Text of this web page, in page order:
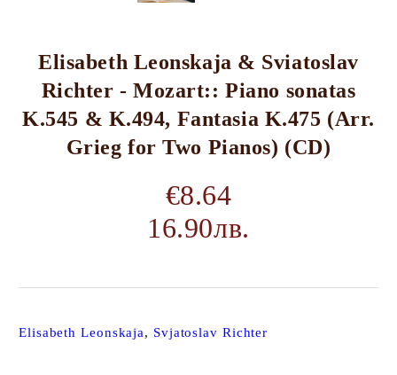
Elisabeth Leonskaja & Sviatoslav
Richter - Mozart:: Piano sonatas
K.545 & K.494, Fantasia K.475 (Arr.
Grieg for Two Pianos) (CD)
€8.64
16.90лв.
Elisabeth Leonskaja, Svjatoslav Richter